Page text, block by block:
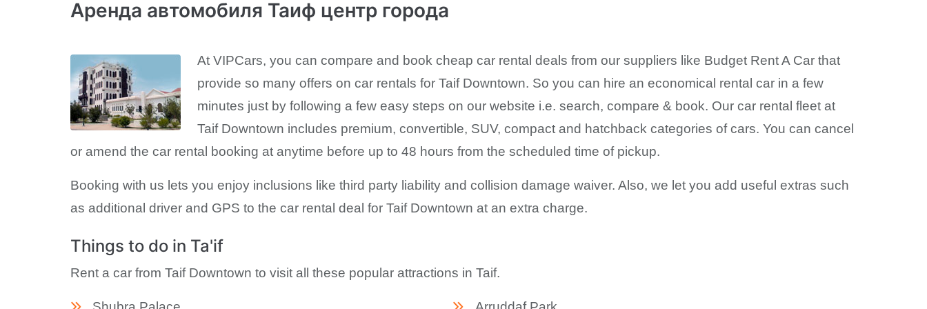
Аренда автомобиля Таиф центр города
At VIPCars, you can compare and book cheap car rental deals from our suppliers like Budget Rent A Car that
provide so many offers on car rentals for Taif Downtown. So you can hire an economical rental car in a few
minutes just by following a few easy steps on our website i.e. search, compare & book. Our car rental fleet at
Taif Downtown includes premium, convertible, SUV, compact and hatchback categories of cars. You can cancel
or amend the car rental booking at anytime before up to 48 hours from the scheduled time of pickup.
Booking with us lets you enjoy inclusions like third party liability and collision damage waiver. Also, we let you add useful extras such
as additional driver and GPS to the car rental deal for Taif Downtown at an extra charge.
Things to do in Ta'if
Rent a car from Taif Downtown to visit all these popular attractions in Taif.